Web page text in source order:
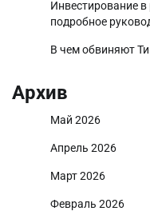
Инвестирование
подробное
В чем обвиняют
Архив
Май 2026
Апрель 2026
Март 2026
Февраль 2026